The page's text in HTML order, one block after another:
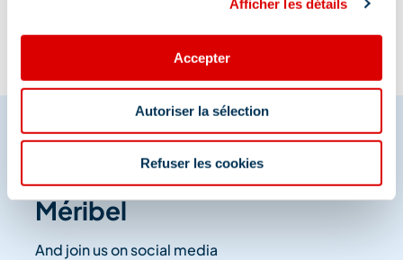
Afficher les détails
Accepter
Autoriser la sélection
Refuser les cookies
Share your moments in
Méribel
And join us on social media